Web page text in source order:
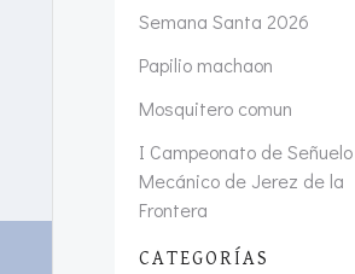
Semana Santa 2026
Papilio machaon
Mosquitero comun
I Campeonato de Señuelo
Mecánico de Jerez de la
Frontera
CATEGORÍAS